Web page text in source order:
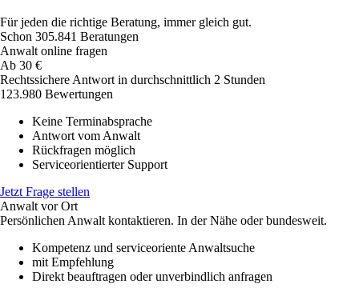
Für jeden die richtige Beratung, immer gleich gut.
Schon 305.841 Beratungen
Anwalt online fragen
Ab 30 €
Rechtssichere Antwort in durchschnittlich 2 Stunden
123.980 Bewertungen
Keine Terminabsprache
Antwort vom Anwalt
Rückfragen möglich
Serviceorientierter Support
Jetzt Frage stellen
Anwalt vor Ort
Persönlichen Anwalt kontaktieren. In der Nähe oder bundesweit.
Kompetenz und serviceoriente Anwaltsuche
mit Empfehlung
Direkt beauftragen oder unverbindlich anfragen